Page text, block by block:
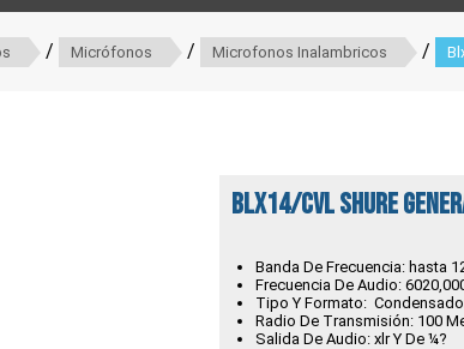
/ Micrófonos / Microfonos Inalambricos /
BLX14/CVL Shure
Banda De Frecuencia: hasta
Frecuencia De Audio:
Tipo Y Formato:
Radio De Transmisión: 100
Salida De Audio: xlr Y De ¼?